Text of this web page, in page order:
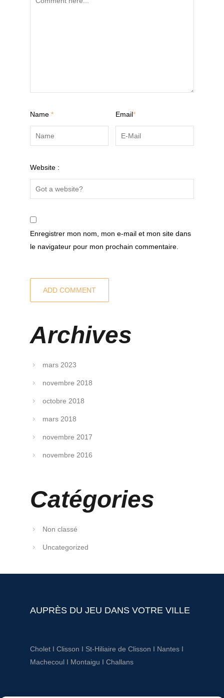
Name * Email*
Website :
Enregistrer mon nom, mon e-mail et mon site dans
le navigateur pour mon prochain commentaire.
Archives
mars 2023
novembre 2018
octobre 2018
mars 2018
novembre 2017
novembre 2016
Catégories
Non classé
Uncategorized
AUPRÈS DU JEU DANS VOTRE VILLE
CholetI Clisson I St-Hiliaire de Clisson I NantesI
Machecoul I Montaigu I Challans